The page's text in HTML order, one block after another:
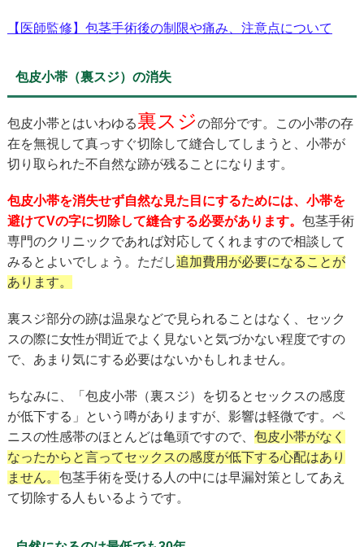
【医師監修】包茎手術後の制限や痛み、注意点について
包皮小帯（裏スジ）の消失
包皮小帯とはいわゆる裏スジの部分です。この小帯の存
在を無視して真っすぐ切除して縫合してしまうと、小帯が
切り取られた不自然な跡が残ることになります。
包皮小帯を消失せず自然な見た目にするためには、小帯を
避けてVの字に切除して縫合する必要があります。 包茎手術
専門のクリニックであれば対応してくれますので相談して
みるとよいでしょう。ただし追加費用が必要になることが
あります。
裏スジ部分の跡は温泉などで見られることはなく、セック
スの際に女性が間近でよく見ないと気づかない程度ですの
で、あまり気にする必要はないかもしれません。
ちなみに、「包皮小帯（裏スジ）を切るとセックスの感度
が低下する」という噂がありますが、影響は軽微です。ペ
ニスの性感帯のほとんどは亀頭ですので、 包皮小帯がなく
なったからと言ってセックスの感度が低下する心配はあり
ません。 包茎手術を受ける人の中には早漏対策としてあえ
て切除する人もいるようです。